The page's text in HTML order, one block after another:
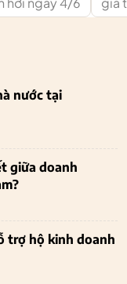
nước tại
giữa doanh
trợ hộ kinh doanh